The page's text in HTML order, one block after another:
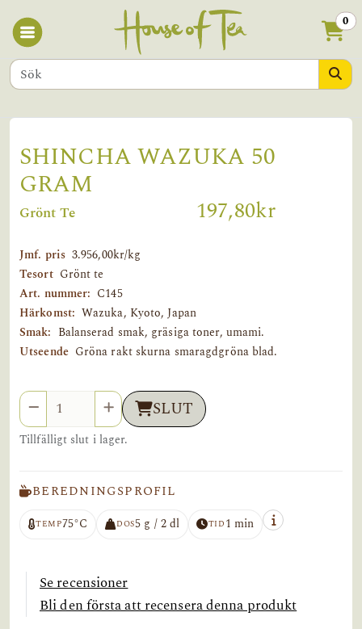
0
SHINCHA WAZUKA 50
GRAM
Grönt Te 197,80kr
Jmf. pris 3.956,00kr/kg
Tesort Grönt te
Art. nummer: C145
Härkomst: Wazuka, Kyoto, Japan
Smak: Balanserad smak, gräsiga toner, umami.
Utseende Gröna rakt skurna smaragdgröna blad.
Antal SLUT
Tillfälligt slut i lager.
BEREDNINGSPROFIL
TEMP75°C DOS5 g / 2 dl TID1 min
Se recensioner
Bli den första att recensera denna produkt